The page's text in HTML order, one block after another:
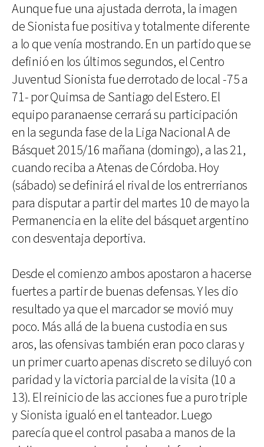
Aunque fue una ajustada derrota, la imagen
de Sionista fue positiva y totalmente diferente
a lo que venía mostrando. En un partido que se
definió en los últimos segundos, el Centro
Juventud Sionista fue derrotado de local -75 a
71- por Quimsa de Santiago del Estero. El
equipo paranaense cerrará su participación
en la segunda fase de la Liga Nacional A de
Básquet 2015/16 mañana (domingo), a las 21,
cuando reciba a Atenas de Córdoba. Hoy
(sábado) se definirá el rival de los entrerrianos
para disputar a partir del martes 10 de mayo la
Permanencia en la elite del básquet argentino
con desventaja deportiva.
Desde el comienzo ambos apostaron a hacerse
fuertes a partir de buenas defensas. Y les dio
resultado ya que el marcador se movió muy
poco. Más allá de la buena custodia en sus
aros, las ofensivas también eran poco claras y
un primer cuarto apenas discreto se diluyó con
paridad y la victoria parcial de la visita (10 a
13). El reinicio de las acciones fue a puro triple
y Sionista igualó en el tanteador. Luego
parecía que el control pasaba a manos de la